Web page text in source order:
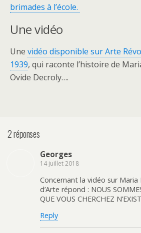
brimades à l’école.
Une vidéo
Une vidéo disponible sur Arte
1939, qui raconte l’histoire de
Ovide Decroly….
2 réponses
Georges
14 juillet 2018
Concernant la vidéo sur
d’Arte répond : NOUS
QUE VOUS CHERCHEZ
Reply